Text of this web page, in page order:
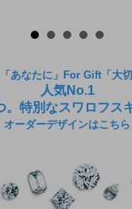
あなたに」For Gift「大切
人気No.1
。特別なスワロフス
オーダーデザインはこちら